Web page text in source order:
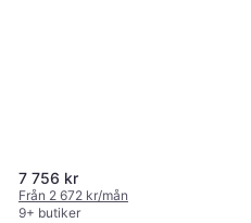
7 756 kr
Från 2 672 kr/mån
9+ butiker